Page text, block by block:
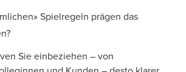
Spielregeln prägen das
Sie einbeziehen – von